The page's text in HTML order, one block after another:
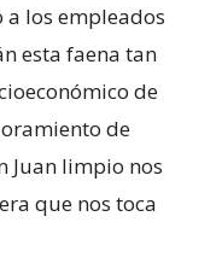
los empleados
esta faena tan
de
de
Juan limpio nos
que nos toca